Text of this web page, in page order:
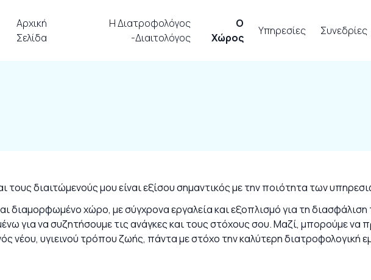
Αρχική
Σελίδα
Η Διατροφολόγος
-Διαιτολόγος
Ο
Χώρος
Υπηρεσίες Συνεδρίες
τους διαιτώμενούς μου είναι εξίσου σημαντικός με την ποιότητα των
διαμορφωμένο χώρο, με σύγχρονα εργαλεία και εξοπλισμό για τη
για να συζητήσουμε τις ανάγκες και τους στόχους σου. Μαζί, μπορούμε
νέου, υγιεινού τρόπου ζωής, πάντα με στόχο την καλύτερη διατροφολογική